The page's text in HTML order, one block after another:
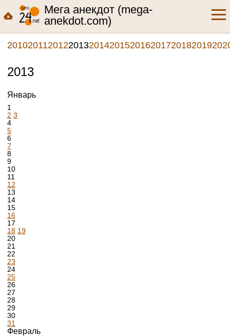
Мега анекдот (mega-
anekdot.com)
2010201120122013201420152016201720182019
2013
Январь
1
2 3
4
5
6
7
8
9
10
11
12
13
14
15
16
17
18 19
20
21
22
23
24
25
26
27
28
29
30
31
Февраль